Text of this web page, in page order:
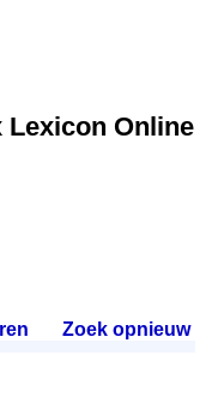
Lexicon Online
Zoek opnieuw.